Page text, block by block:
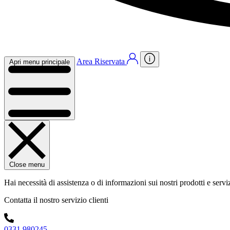
Apri menu principale Area Riservata
Close menu
Hai necessità di assistenza o di informazioni sui nostri prodotti e
Contatta il nostro servizio clienti